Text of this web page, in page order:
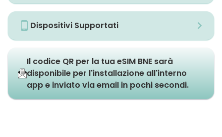
Dispositivi Supportati
Il codice QR per la tua eSIM BNE sarà
disponibile per l'installazione all'interno
app e inviato via email in pochi secondi.